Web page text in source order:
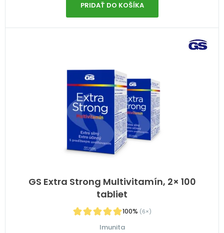
PRIDAŤ DO KOŠÍKA
GS Extra Strong Multivitamín, 2× 100
tabliet
100% (6×)
Imunita